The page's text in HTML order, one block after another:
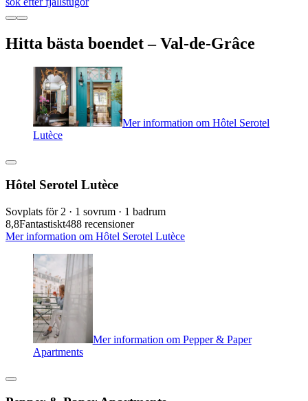
Hitta bästa boendet – Val-de-Grâce
Mer information om Hôtel Serotel
Lutèce
Hôtel Serotel Lutèce
Sovplats för 2 · 1 sovrum · 1 badrum
8,8Fantastiskt488 recensioner
Mer information om Hôtel Serotel Lutèce
Mer information om Pepper & Paper
Apartments